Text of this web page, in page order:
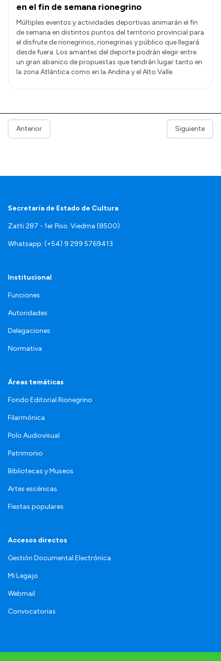
en el fin de semana rionegrino
Múltiples eventos y actividades deportivas animarán el fin
de semana en distintos puntos del territorio provincial para
el disfrute de rionegrinos, rionegrinas y público que llegará
desde fuera. Los amantes del deporte podrán elegir entre
un gran abanico de propuestas que tendrán lugar tanto en
la zona Atlántica como en la Andina y el Alto Valle.
Anterior Siguiente
Secretaría de Estado de Cultura
Zatti 287 - 1er Piso. Viedma (8500)
Whatsapp: (+54) 9 299 5769413
Institucional
Funciones
Autoridades
Delegaciones
Normativa
Áreas temáticas
Fondo Editorial Rionegrino
Filarmónica
Polo Audiovisual
Patrimonio
Bibliotecas y Museos
Artes escénicas
Fiestas populares
Accesos directos
Gestión Documental Electrónica
Mi Legajo
Webmail
Convocatorias